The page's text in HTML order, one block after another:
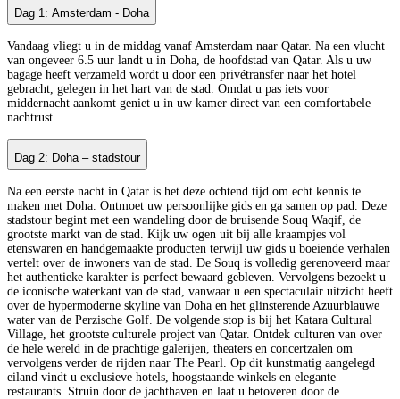
Dag 1: Amsterdam - Doha
Vandaag vliegt u in de middag vanaf Amsterdam naar Qatar. Na een vlucht
van ongeveer 6.5 uur landt u in Doha, de hoofdstad van Qatar. Als u uw
bagage heeft verzameld wordt u door een privétransfer naar het hotel
gebracht, gelegen in het hart van de stad. Omdat u pas iets voor
middernacht aankomt geniet u in uw kamer direct van een comfortabele
nachtrust.
Dag 2: Doha – stadstour
Na een eerste nacht in Qatar is het deze ochtend tijd om echt kennis te
maken met Doha. Ontmoet uw persoonlijke gids en ga samen op pad. Deze
stadstour begint met een wandeling door de bruisende Souq Waqif, de
grootste markt van de stad. Kijk uw ogen uit bij alle kraampjes vol
etenswaren en handgemaakte producten terwijl uw gids u boeiende verhalen
vertelt over de inwoners van de stad. De Souq is volledig gerenoveerd maar
het authentieke karakter is perfect bewaard gebleven. Vervolgens bezoekt u
de iconische waterkant van de stad, vanwaar u een spectaculair uitzicht heeft
over de hypermoderne skyline van Doha en het glinsterende Azuurblauwe
water van de Perzische Golf. De volgende stop is bij het Katara Cultural
Village, het grootste culturele project van Qatar. Ontdek culturen van over
de hele wereld in de prachtige galerijen, theaters en concertzalen om
vervolgens verder de rijden naar The Pearl. Op dit kunstmatig aangelegd
eiland vindt u exclusieve hotels, hoogstaande winkels en elegante
restaurants. Struin door de jachthaven en laat u betoveren door de